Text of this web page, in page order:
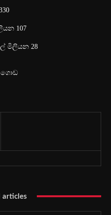
107
මිලියන 28
articles